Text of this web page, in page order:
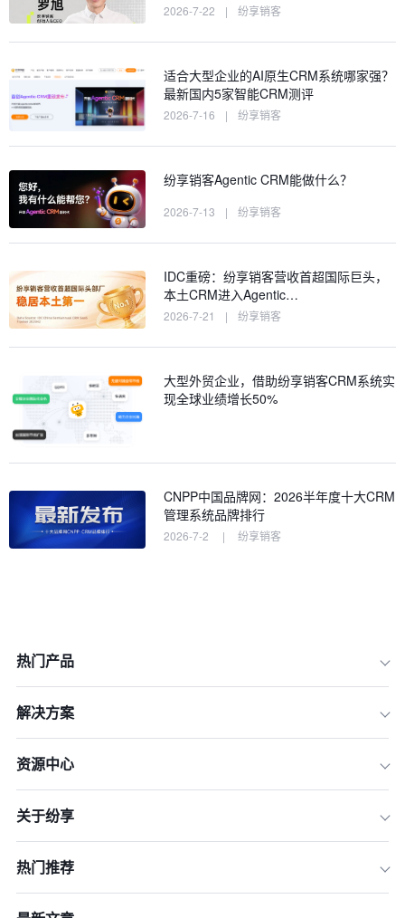
5.集成费用
10.咨询服务费用
2026-7-22 | 纷享销客
适合大型企业的AI原生CRM系统哪家强？
最新国内5家智能CRM测评
2026-7-16 | 纷享销客
纷享销客Agentic CRM能做什么？
2026-7-13 | 纷享销客
IDC重磅：纷享销客营收首超国际巨头，
本土CRM进入Agentic…
2026-7-21 | 纷享销客
大型外贸企业，借助纷享销客CRM系统实
现全球业绩增长50%
CNPP中国品牌网：2026半年度十大CRM
管理系统品牌排行
2026-7-2 | 纷享销客
热门产品
解决方案
资源中心
关于纷享
热门推荐